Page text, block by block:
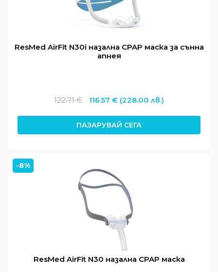
ResMed AirFit N30i назална CPAP маска за сънна
апнея
122.71€
Original
was:
122.71 €.
116.57 €Текущата
е:
116.57 €.
(228.00 лв.)
ПАЗАРУВАЙ СЕГА
-8%
ResMed AirFit N30 назална CPAP маска